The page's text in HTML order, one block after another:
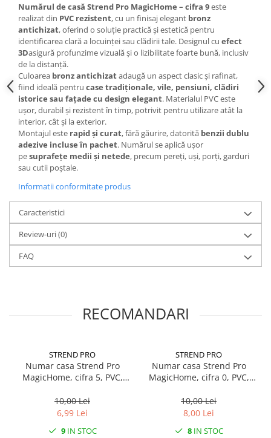
Numărul de casă Strend Pro MagicHome – cifra 9este
realizat din PVC rezistent, cu un finisaj elegant bronz
antichizat, oferind o soluție practică și estetică pentru
identificarea clară a locuinței sau clădirii tale. Designul cu efect
3Dasigură profunzime vizuală și o lizibilitate foarte bună, inclusiv
de la distanță.
Culoarea bronz antichizatadaugă un aspect clasic și rafinat,
fiind ideală pentru case tradiționale, vile, pensiuni, clădiri
istorice sau fațade cu design elegant. Materialul PVC este
ușor, durabil și rezistent în timp, potrivit pentru utilizare atât la
interior, cât și la exterior.
Montajul este rapid și curat, fără găurire, datorită benzii dublu
adezive incluse în pachet. Numărul se aplică ușor
pesuprafețe medii și netede, precum pereți, uși, porți, garduri
sau cutii poștale.
Informatii conformitate produs
Caracteristici
Review-uri(0)
FAQ
RECOMANDARI
STREND PRO
Numar casa Strend Pro
MagicHome, cifra 5, PVC,
70x100mm, 3D
10,00 Lei
6,99 Lei
9IN STOC
STREND PRO
Numar casa Strend Pro
MagicHome, cifra 0, PVC,
70x100mm, 3D
10,00 Lei
8,00 Lei
8IN STOC